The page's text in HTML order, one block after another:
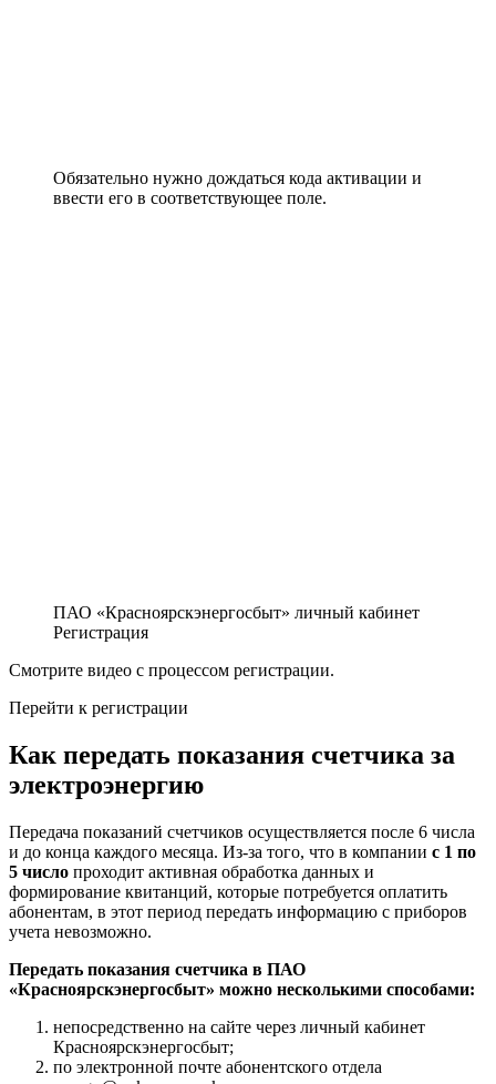
Обязательно нужно дождаться кода активации и
ввести его в соответствующее поле.
ПАО «Красноярскэнергосбыт» личный кабинет
Регистрация
Смотрите видео с процессом регистрации.
Перейти к регистрации
Как передать показания счетчика за
электроэнергию
Передача показаний счетчиков осуществляется после 6 числа
и до конца каждого месяца. Из-за того, что в компании с 1 по
5 число проходит активная обработка данных и
формирование квитанций, которые потребуется оплатить
абонентам, в этот период передать информацию с приборов
учета невозможно.
Передать показания счетчика в ПАО
«Красноярскэнергосбыт» можно несколькими способами:
непосредственно на сайте через личный кабинет
Красноярскэнергосбыт;
по электронной почте абонентского отдела